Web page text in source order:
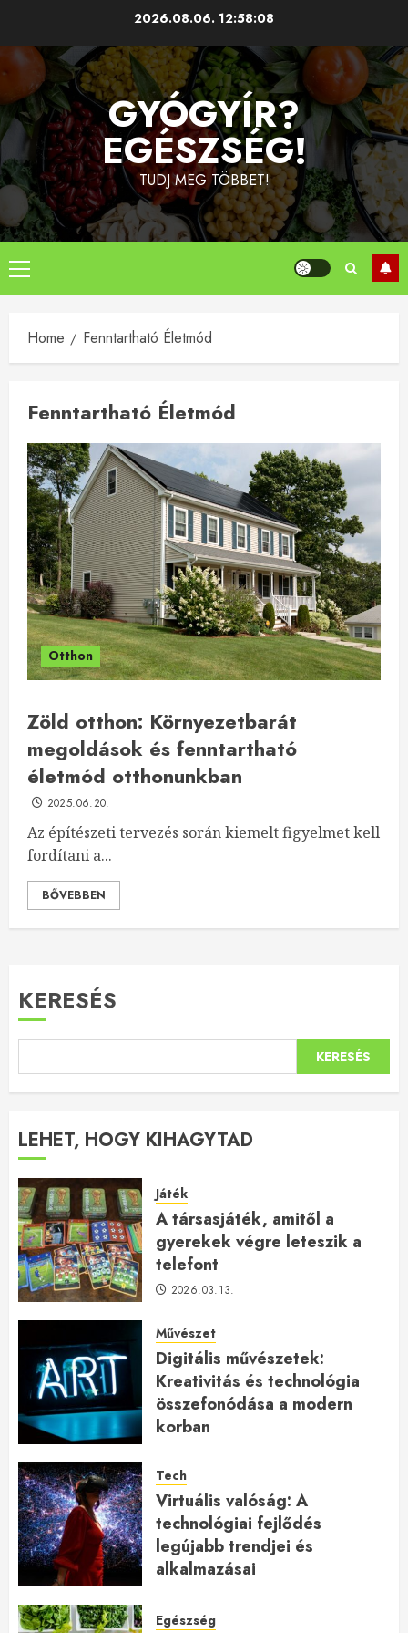
content
2026.08.06. 12:58:09
GYÓGYÍR?
EGÉSZSÉG!
TUDJ MEG TÖBBET!
Primary
Menu
Home Fenntartható Életmód
Fenntartható Életmód
Otthon
Zöld otthon: Környezetbarát
megoldások és fenntartható
életmód otthonunkban
2025.06.20.
Az építészeti tervezés során kiemelt figyelmet kell
fordítani a...
BŐVEBBEN
KERESÉS
KERESÉS
LEHET, HOGY KIHAGYTAD
Játék
A társasjáték, amitől a
gyerekek végre leteszik a
telefont
2026.03.13.
Művészet
Digitális művészetek:
Kreativitás és technológia
összefonódása a modern
korban
Tech
Virtuális valóság: A
technológiai fejlődés
legújabb trendjei és
alkalmazásai
Egészség